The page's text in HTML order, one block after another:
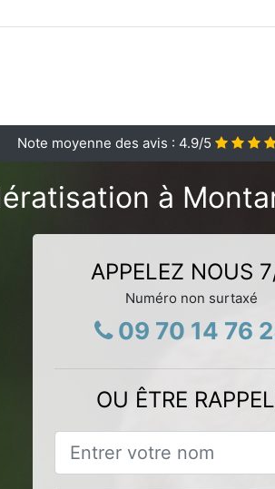
Note moyenne des avis : 4.9/5
à
APPELEZ NOUS
Numéro non surtaxé
09 70 14 76
OU ÊTRE